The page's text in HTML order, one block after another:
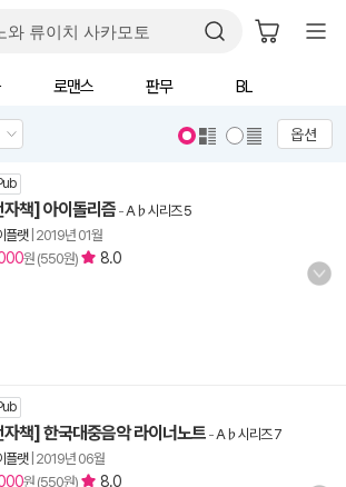
로맨스 판무 BL
옵션
자책] 아이돌리즘 -A♭시리즈 5
플랫| 2019년 01월
원 (550원) 8.0
자책] 한국대중음악 라이너노트 -A♭시리즈 7
플랫| 2019년 06월
원 (550원) 8.0